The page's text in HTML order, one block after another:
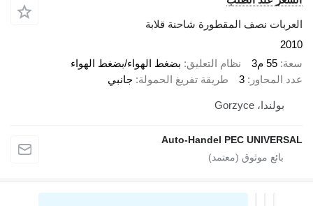
العربات نصف المقطورة شاحنة قلابة
2010
سعة 55 م3 نظام التعليق بضغط الهواء/بضغط الهواء
عدد المحاور
3 طريقة تفريغ الحمولة جانبي
بولندا، Gorzyce
Auto-Handel PEC UNIVERSAL